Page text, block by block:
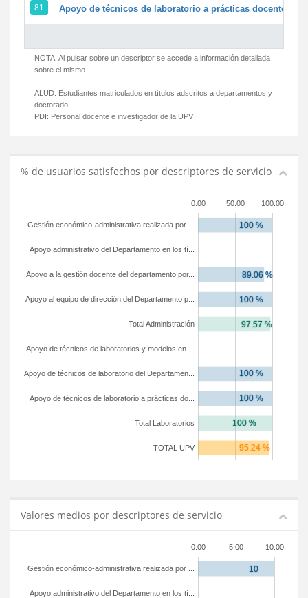
81 Apoyo de técnicos de laboratorio a prácticas docentes y
NOTA: Al pulsar sobre un descriptor se accede a información detallada
sobre el mismo.
ALUD: Estudiantes matriculados en títulos adscritos a departamentos y
doctorado
PDI: Personal docente e investigador de la UPV
% de usuarios satisfechos por descriptores de servicio
0.00 50.00 100.00
TOTAL UPV
Total Laboratorios
Apoyo de técnicos de laboratorio a prácticas do...
Apoyo de técnicos de laboratorio del Departamen...
Apoyo de técnicos de laboratorios y modelos en ...
Total Administración
Apoyo al equipo de dirección del Departamento p...
Apoyo a la gestión docente del departamento por...
Apoyo administrativo del Departamento en los tí...
Gestión económico-administrativa realizada por ...
Valores medios por descriptores de servicio
0.00 5.00 10.00
Apoyo administrativo del Departamento en los tí...
Gestión económico-administrativa realizada por ...